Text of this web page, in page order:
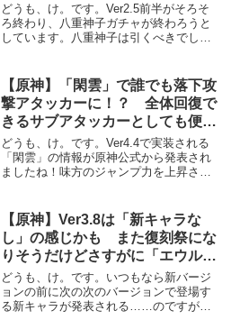
どうも、け。です。Ver2.5前半がそろそ
ろ終わり、八重神子ガチャが終わろうと
しています。八重神子は引くべきでしょ
「戦力の補充」という性能面ではあまり
おすすめできるキャ...
【原神】「閑雲」で誰でも落下攻
撃アタッカーに！？ 全体回復で
きるサブアタッカーとしても便利
そう
どうも、け。です。Ver4.4で実装される
「閑雲」の情報が原神公式から発表され
ましたね！味方のジャンプ力を上昇させ
もしれません。「閑雲」で誰でも落下攻
撃アタッカーに！？...
【原神】Ver3.8は「新キャラな
し」の感じかも また復刻祭にな
りそうだけどさすがに「エウル
ア」来るよね？
どうも、け。です。いつもなら新バージ
ョンの前に次の次のバージョンで登場す
る新キャラが発表される……のですが、